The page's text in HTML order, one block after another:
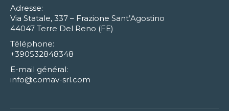
Adresse:
Via Statale, 337 – Frazione Sant’Agostino
44047 Terre Del Reno (FE)
Téléphone:
+390532848348
E-mail général:
info@comav-srl.com